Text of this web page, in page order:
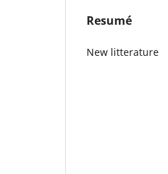
Resumé
New litterature